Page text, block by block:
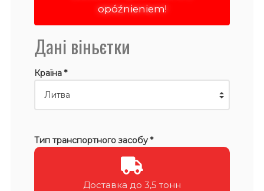
opóźnieniem!
Дані віньєтки
Країна *
Тип транспортного засобу *
Доставка до 3,5 тонн